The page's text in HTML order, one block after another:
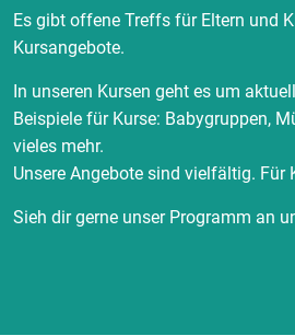
Es gibt offene Treffs für Eltern und
Kursangebote.
In unseren Kursen geht es um
Beispiele für Kurse: Babygruppen,
vieles mehr.
Unsere Angebote sind vielfältig. Für
Sieh dir gerne unser Programm an